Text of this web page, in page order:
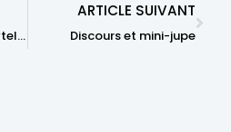
Convaincre par le Storytelling
ARTICLE SUIVANT
Discours et mini-jupe